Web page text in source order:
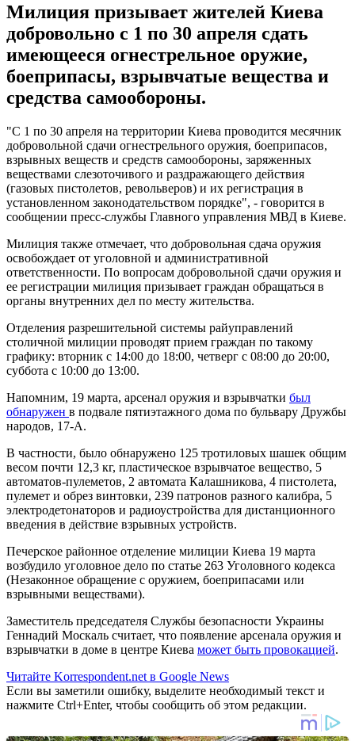
Милиция призывает жителей Киева
добровольно с 1 по 30 апреля сдать
имеющееся огнестрельное оружие,
боеприпасы, взрывчатые вещества и
средства самообороны.
"С 1 по 30 апреля на территории Киева проводится месячник
добровольной сдачи огнестрельного оружия, боеприпасов,
взрывных веществ и средств самообороны, заряженных
веществами слезоточивого и раздражающего действия
(газовых пистолетов, револьверов) и их регистрация в
установленном законодательством порядке", - говорится в
сообщении пресс-службы Главного управления МВД в Киеве.
Милиция также отмечает, что добровольная сдача оружия
освобождает от уголовной и административной
ответственности. По вопросам добровольной сдачи оружия и
ее регистрации милиция призывает граждан обращаться в
органы внутренних дел по месту жительства.
Отделения разрешительной системы райуправлений
столичной милиции проводят прием граждан по такому
графику: вторник с 14:00 до 18:00, четверг с 08:00 до 20:00,
суббота с 10:00 до 13:00.
Напомним, 19 марта, арсенал оружия и взрывчатки был
обнаружен в подвале пятиэтажного дома по бульвару Дружбы
народов, 17-А.
В частности, было обнаружено 125 тротиловых шашек общим
весом почти 12,3 кг, пластическое взрывчатое вещество, 5
автоматов-пулеметов, 2 автомата Калашникова, 4 пистолета,
пулемет и обрез винтовки, 239 патронов разного калибра, 5
электродетонаторов и радиоустройства для дистанционного
введения в действие взрывных устройств.
Печерское районное отделение милиции Киева 19 марта
возбудило уголовное дело по статье 263 Уголовного кодекса
(Незаконное обращение с оружием, боеприпасами или
взрывными веществами).
Заместитель председателя Службы безопасности Украины
Геннадий Москаль считает, что появление арсенала оружия и
взрывчатки в доме в центре Киева может быть провокацией.
Читайте Korrespondent.net в Google News
Если вы заметили ошибку, выделите необходимый текст и
нажмите Ctrl+Enter, чтобы сообщить об этом редакции.